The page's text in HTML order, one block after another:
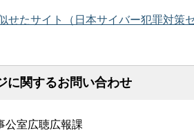
せたサイト（日本サイバー犯罪対策
に関するお問い合わせ
公室広聴広報課